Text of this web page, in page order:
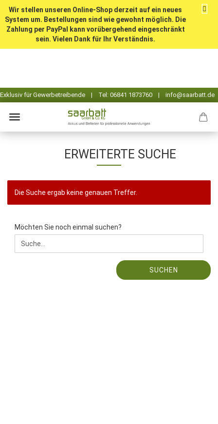
Wir stellen unseren Online-Shop derzeit auf ein neues
System um. Bestellungen sind wie gewohnt möglich. Die
Zahlung per PayPal kann vorübergehend eingeschränkt
sein. Vielen Dank für Ihr Verständnis.
ERWEITERTE SUCHE
Die Suche ergab keine genauen Treffer.
MÖCHTEN
SIE
NOCH
Möchten Sie noch einmal suchen?
SUCHEN